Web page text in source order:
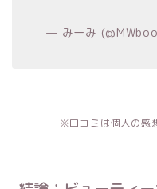
— みーみ
※口コミは個人の感